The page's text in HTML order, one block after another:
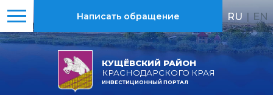
КУЩЁВСКИЙ РАЙОН
КРАСНОДАРСКОГО КРАЯ
ИНВЕСТИЦИОННЫЙ ПОРТАЛ
Написать обращение RU | EN